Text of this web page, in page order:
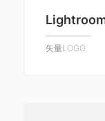
矢量LOGO